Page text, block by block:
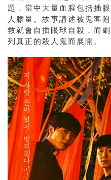
題，當中大量血腥包括插
人膽量。故事講述被鬼客
救就會自插眼球自殺，而
列真正的殺人鬼而展開。